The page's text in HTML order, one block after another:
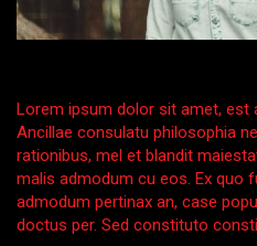
Lorem ipsum dolor sit amet, est
Ancillae consulatu philosophia
rationibus, mel et blandit
malis admodum cu eos. Ex quo
admodum pertinax an, case
doctus per. Sed constituto